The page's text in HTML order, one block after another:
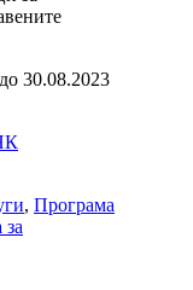
30.08.2023
, Програма